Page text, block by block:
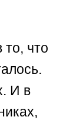
что
И в